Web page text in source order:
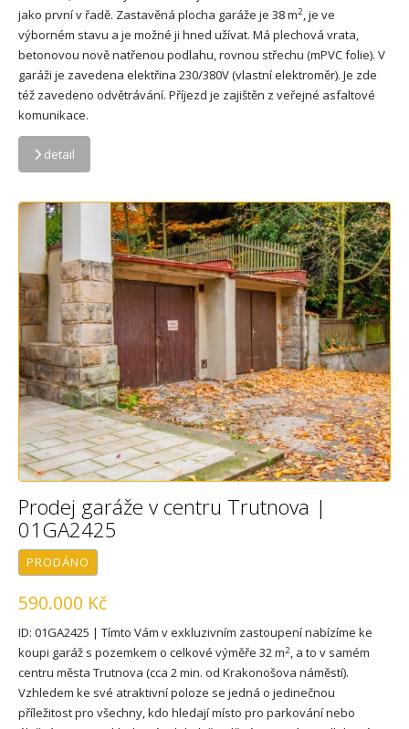
jako první v řadě. Zastavěná plocha garáže je 38 m2, je ve
výborném stavu a je možné ji hned užívat. Má plechová vrata,
betonovou nově natřenou podlahu, rovnou střechu (mPVC folie). V
garáži je zavedena elektřina 230/380V (vlastní elektroměr). Je zde
též zavedeno odvětrávání. Příjezd je zajištěn z veřejné asfaltové
komunikace.
detail
Prodej garáže v centru Trutnova |
01GA2425
PRODÁNO
590.000 Kč
ID: 01GA2425 | Tímto Vám v exkluzivním zastoupení nabízíme ke
koupi garáž s pozemkem o celkové výměře 32 m2, a to v samém
centru města Trutnova (cca 2 min. od Krakonošova náměstí).
Vzhledem ke své atraktivní poloze se jedná o jedinečnou
příležitost pro všechny, kdo hledají místo pro parkování nebo